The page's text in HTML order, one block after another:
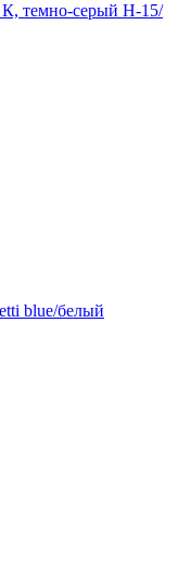
К, темно-серый H-15/
blue/белый